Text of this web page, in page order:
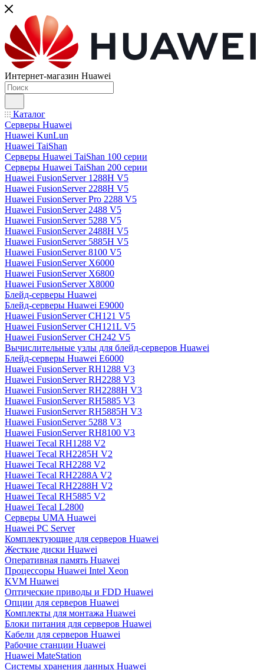
Интернет-магазин Huawei
Каталог
Серверы Huawei
Huawei KunLun
Huawei TaiShan
Серверы Huawei TaiShan 100 серии
Серверы Huawei TaiShan 200 серии
Huawei FusionServer 1288H V5
Huawei FusionServer 2288H V5
Huawei FusionServer Pro 2288 V5
Huawei FusionServer 2488 V5
Huawei FusionServer 5288 V5
Huawei FusionServer 2488H V5
Huawei FusionServer 5885H V5
Huawei FusionServer 8100 V5
Huawei FusionServer X6000
Huawei FusionServer X6800
Huawei FusionServer X8000
Блейд-серверы Huawei
Блейд-серверы Huawei E9000
Huawei FusionServer CH121 V5
Huawei FusionServer CH121L V5
Huawei FusionServer CH242 V5
Вычислительные узлы для блейд-серверов Huawei
Блейд-серверы Huawei E6000
Huawei FusionServer RH1288 V3
Huawei FusionServer RH2288 V3
Huawei FusionServer RH2288H V3
Huawei FusionServer RH5885 V3
Huawei FusionServer RH5885H V3
Huawei FusionServer 5288 V3
Huawei FusionServer RH8100 V3
Huawei Tecal RH1288 V2
Huawei Tecal RH2285H V2
Huawei Tecal RH2288 V2
Huawei Tecal RH2288A V2
Huawei Tecal RH2288H V2
Huawei Tecal RH5885 V2
Huawei Tecal L2800
Серверы UMA Huawei
Huawei PC Server
Комплектующие для серверов Huawei
Жесткие диски Huawei
Оперативная память Huawei
Процессоры Huawei Intel Xeon
KVM Huawei
Оптические приводы и FDD Huawei
Опции для серверов Huawei
Комплекты для монтажа Huawei
Блоки питания для серверов Huawei
Кабели для серверов Huawei
Рабочие станции Huawei
Huawei MateStation
Системы хранения данных Huawei